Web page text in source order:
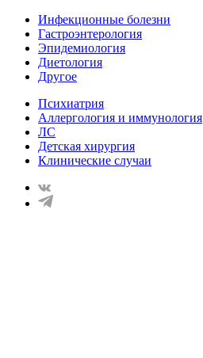
Инфекционные болезни
Гастроэнтерология
Эпидемиология
Диетология
Другое
Психиатрия
Аллергология и иммунология
ЛС
Детская хирургия
Клинические случаи